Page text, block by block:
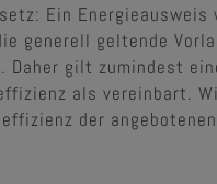
Ein Energieausweis
generell geltende
gilt zumindest
als vereinbart.
der